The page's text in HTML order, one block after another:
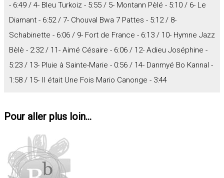
- 6:49 / 4- Bleu Turkoiz - 5:55 / 5- Montann Pèlé - 5:10 / 6- Le
Diamant - 6:52 / 7- Chouval Bwa 7 Pattes - 5:12 / 8-
Schabinette - 6:06 / 9- Fort de France - 6:13 / 10- Hymne Jazz
Bèlè - 2:32 / 11- Aimé Césaire - 6:06 / 12- Adieu Joséphine -
5:23 / 13- Pluie à Sainte-Marie - 0:56 / 14- Danmyé Bo Kannal -
1:58 / 15- Il était Une Fois Mario Canonge - 3:44
Pour aller plus loin...